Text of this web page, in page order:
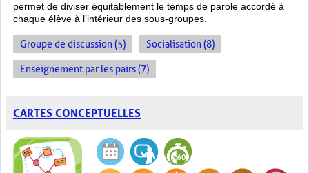
permet de diviser équitablement le temps de parole accordé à
chaque élève à l’intérieur des sous-groupes.
Groupe de discussion (5) Socialisation (8)
Enseignement par les pairs (7)
CARTES CONCEPTUELLES